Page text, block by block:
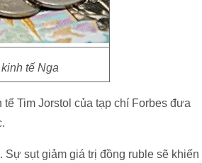
tế Nga
Tim Jorstol của tạp chí Forbes đưa
sụt giảm giá trị đồng ruble sẽ khiến